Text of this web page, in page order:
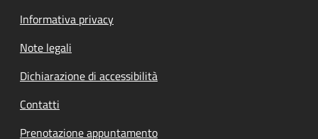
Informativa privacy
Note legali
Dichiarazione di accessibilità
Contatti
Prenotazione appuntamento